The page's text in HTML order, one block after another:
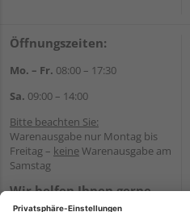
Öffnungszeiten:
Mo. – Fr. 08:00 – 17:30
Sa. 09:00 – 14:00
Bitte beachten Sie:
Warenausgabe nur Montag bis
Freitag – keineWarenausgabe am
Samstag
Wir helfen Ihnen gerne
weiter